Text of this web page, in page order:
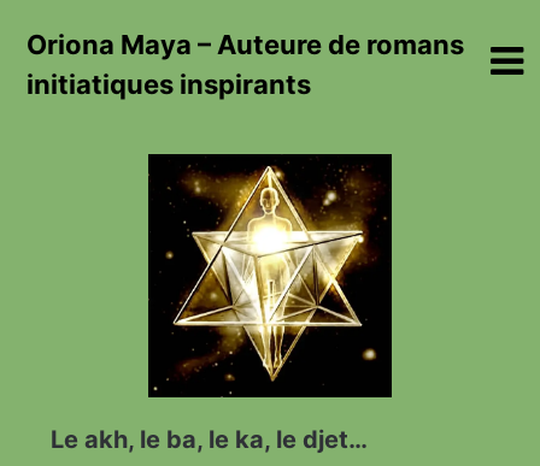
content
Oriona Maya – Auteure de romans
initiatiques inspirants
Le akh, le ba, le ka, le djet…